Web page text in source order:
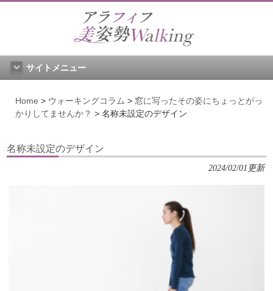
サイトメニュー
Home > ウォーキングコラム > 窓に写ったその姿にちょっとがっ
かりしてませんか？ > 名称未設定のデザイン
名称未設定のデザイン
2024/02/01更新